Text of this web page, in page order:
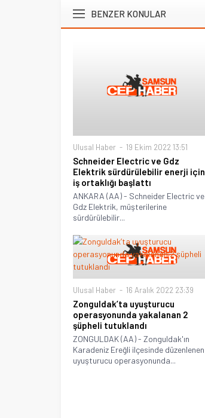
BENZER KONULAR
Ulusal Haber 19 Ekim 2022 13:51
Schneider Electric ve Gdz
Elektrik sürdürülebilir enerji için
iş ortaklığı başlattı
ANKARA (AA) - Schneider Electric ve
Gdz Elektrik, müşterilerine
sürdürülebilir...
Ulusal Haber 16 Aralık 2022 23:39
Zonguldak’ta uyuşturucu
operasyonunda yakalanan 2
şüpheli tutuklandı
ZONGULDAK (AA) - Zonguldak'ın
Karadeniz Ereğli ilçesinde düzenlenen
uyuşturucu operasyonunda...